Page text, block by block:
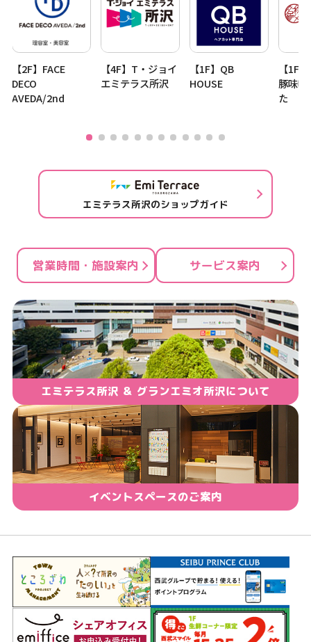
【2F】FACE
DECO
AVEDA/2nd
【4F】T・ジョイ
エミテラス所沢
【1F】QB
HOUSE
【1F
豚味
た
エミテラス所沢のショップガイド
営業時間・施設案内 サービス案内
エミテラス所沢 ＆ グランエミオ所沢について
イベントスペースのご案内